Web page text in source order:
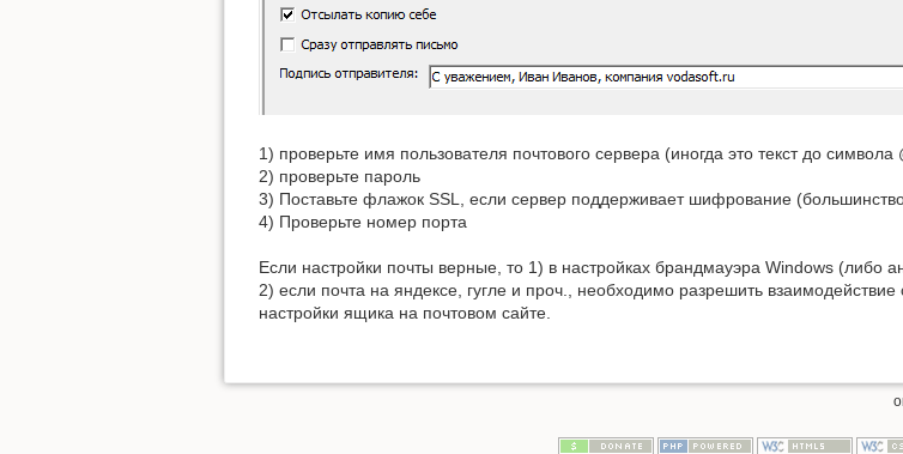
1) проверьте имя пользователя почтового сервера (иногда это текст до
2) проверьте пароль
3) Поставьте флажок SSL, если сервер поддерживает шифрование
4) Проверьте номер порта
Если настройки почты верные, то 1) в настройках брандмауэра Windows (либо
2) если почта на яндексе, гугле и проч., необходимо разрешить
настройки ящика на почтовом сайте.